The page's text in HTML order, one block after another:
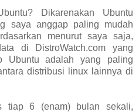
Dikarenakan Ubuntu
saya anggap paling mudah
menurut saya saja,
di DistroWatch.com yang
Ubuntu adalah yang paling
distribusi linux lainnya di
tiap 6 (enam) bulan sekali,